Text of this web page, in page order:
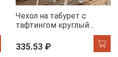
Чехол на табурет с
тафтингом круглый
WENGE 60049-1 Tropical
accent
335.53 ₽